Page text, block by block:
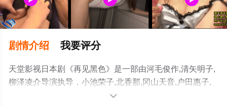
剧情介绍 我要评分
天堂影视日本剧《再见黑色》是一部由河毛俊作,清矢明子,
柳泽凌介导演执导，小池荣子,北香那,冈山天音,户田惠子,
渡部笃郎等演员精彩演绎的日本电视剧，手机免费观看高
